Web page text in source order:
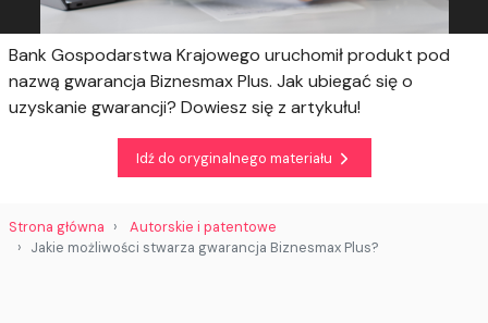
Bank Gospodarstwa Krajowego uruchomił produkt pod
nazwą gwarancja Biznesmax Plus. Jak ubiegać się o
uzyskanie gwarancji? Dowiesz się z artykułu!
Idź do oryginalnego materiału
Strona główna
Autorskie i patentowe
Jakie możliwości stwarza gwarancja Biznesmax Plus?